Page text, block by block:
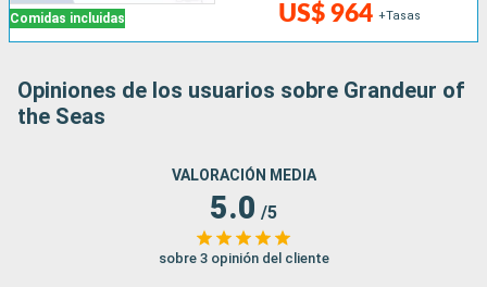
Comidas incluidas US$ 964 +Tasas
Opiniones de los usuarios sobre Grandeur of
the Seas
VALORACIÓN MEDIA
5.0 /5
sobre 3 opinión del cliente